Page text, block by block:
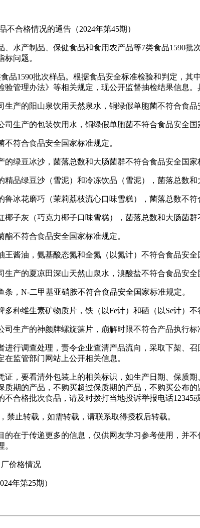
合格情况的通告（2024年第45期）
产制品、保健食品和食用农产品等7类食品1590批
问题。
1590批次样品。根据食品安全标准检验和判定，其
管理办法》等相关规定，现公开监督抽检结果信息。
的阳山泉饮用天然泉水，铜绿假单胞菌不符合食品
产的包装饮用水，铜绿假单胞菌不符合食品安全国
符合食品安全国家标准规定。
豆冰沙，菌落总数和大肠菌群不符合食品安全国家
绿豆沙（雪泥）和冷冻饮品（雪泥），菌落总数和
花磨巧（茉莉荔枝流心口味雪糕），菌落总数不符
灰（巧克力椰子口味雪糕），菌落总数和大肠菌群
不符合食品安全国家标准规定。
油，氨基酸态氮和全氮（以氮计）不符合食品安全
的夏凉田深山天然山泉水，溴酸盐不符合食品安全
，N-二甲基亚硝胺不符合食品安全国家标准规定。
维生素矿物质片，铁（以Fe计）和硒（以Se计）不
产的神颜牌螺旋藻片，崩解时限不符合产品执行标
调查处理，责令企业查清产品流向，采取下架、召
监管部门网站上公开相关信息。
要看清外包装上的相关标识，如生产日期、保质期
期的产品，不购买超过保质期的产品，不购买公布
合格批次食品，请及时拨打当地投诉举报电话12345或
止转载，如需转载，请联系取得授权后转载。
于传递更多的信息，仅供网友学习参考使用，并不
价格情况
年第25期）